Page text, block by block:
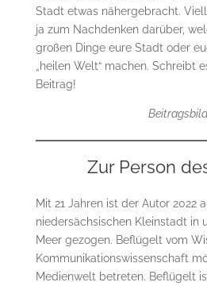
Stadt etwas nähergebracht.
ja zum Nachdenken darüber,
großen Dinge eure Stadt oder
„heilen Welt“ machen. Schreibt
Beitrag!
Zur Person
Mit 21 Jahren ist der Autor 2022
niedersächsischen Kleinstadt in
Meer gezogen. Beflügelt vom
Kommunikationswissenschaft
Medienwelt betreten. Beflügelt